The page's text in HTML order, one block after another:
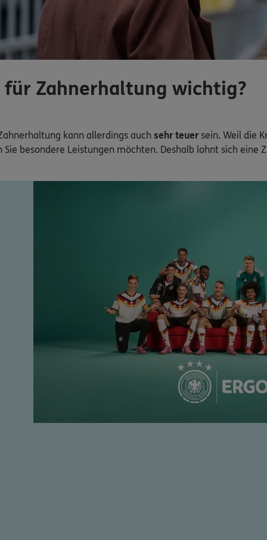
Zahnerhaltung wichtig?
kann allerdings auch sehr teuer sein. Weil die
Sie besondere Leistungen möchten. Deshalb lohnt sich eine